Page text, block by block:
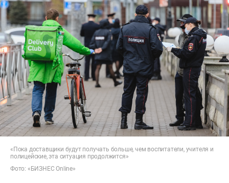
«Пока доставщики будут получать больше, чем воспитатели, учителя и
полицейские, эта ситуация продолжится»
Фото: «БИЗНЕС Online»